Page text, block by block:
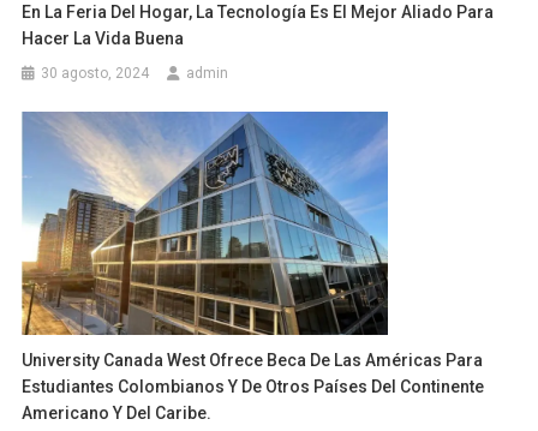
En La Feria Del Hogar, La Tecnología Es El Mejor Aliado Para
Hacer La Vida Buena
30 agosto, 2024 admin
University Canada West Ofrece Beca De Las Américas Para
Estudiantes Colombianos Y De Otros Países Del Continente
Americano Y Del Caribe.